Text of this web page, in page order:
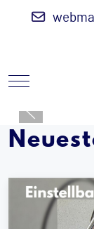
Mobile Menu